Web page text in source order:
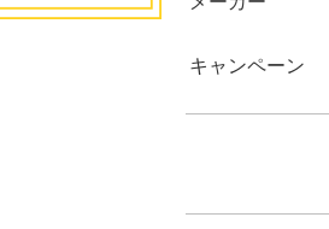
キャンペーン